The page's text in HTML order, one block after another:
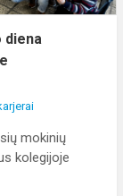
diena
mokinių
kolegijoje